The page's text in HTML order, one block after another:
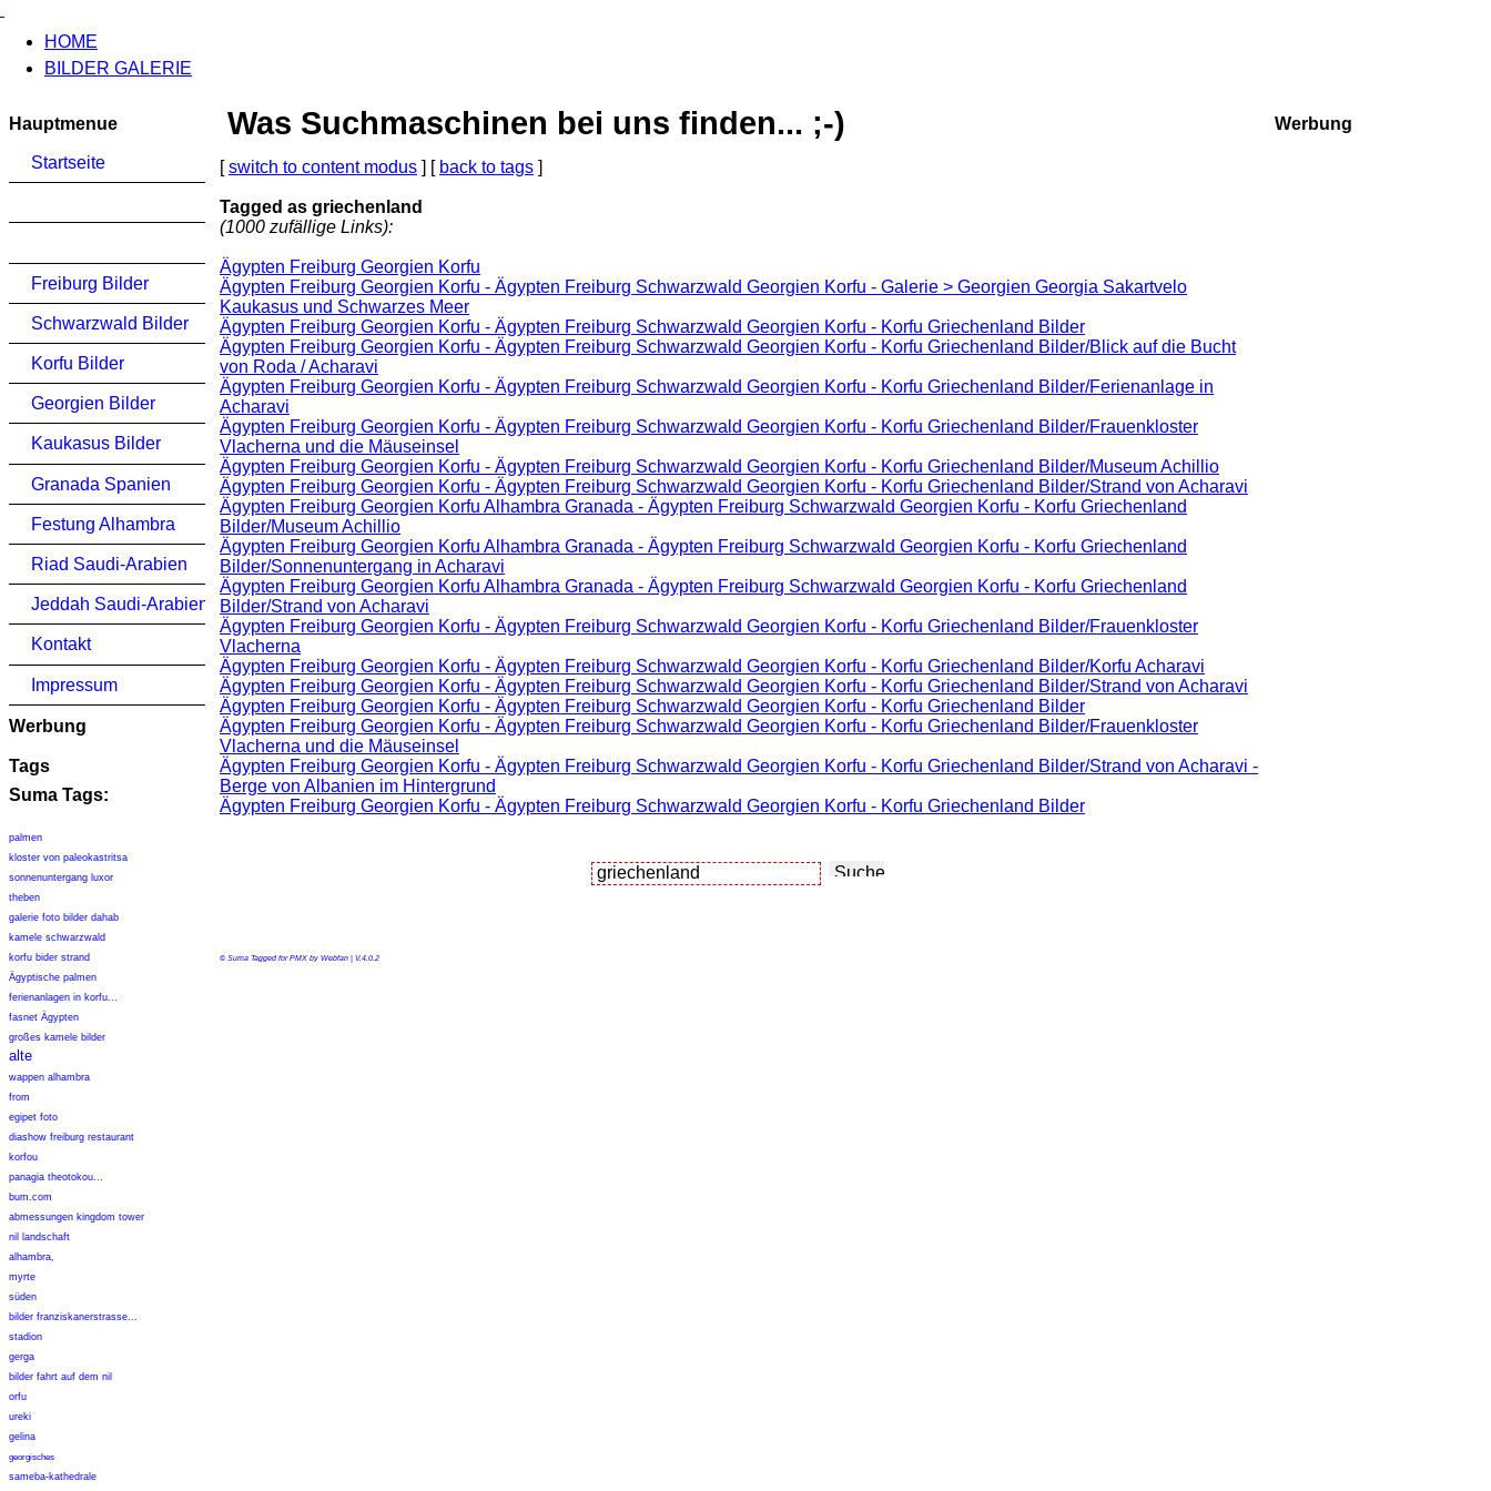
HOME
BILDER GALERIE
Hauptmenue
Startseite
Freiburg Bilder
Schwarzwald Bilder
Korfu Bilder
Georgien Bilder
Kaukasus Bilder
Granada Spanien
Festung Alhambra
Riad Saudi-Arabien
Jeddah Saudi-Arabien
Kontakt
Impressum
Werbung
Tags
Suma Tags:
palmen
kloster von paleokastritsa
sonnenuntergang luxor
theben
galerie foto bilder dahab
kamele schwarzwald
korfu bider strand
Ägyptische palmen
ferienanlagen in korfu...
fasnet Ägypten
großes kamele bilder
alte
wappen alhambra
from
egipet foto
diashow freiburg restaurant
korfou
panagia theotokou...
bum.com
abmessungen kingdom tower
nil landschaft
alhambra,
myrte
süden
bilder franziskanerstrasse...
stadion
gerga
bilder fahrt auf dem nil
orfu
ureki
gelina
georgisches
sameba-kathedrale
Was Suchmaschinen bei uns finden... ;-)
[switch to content modus ] [ back to tags ]
Tagged as griechenland
(1000 zufällige Links):
Ägypten Freiburg Georgien Korfu
Ägypten Freiburg Georgien Korfu - Ägypten Freiburg Schwarzwald Georgien Korfu - Galerie > Georgien Georgia Sakartvelo
Kaukasus und Schwarzes Meer
Ägypten Freiburg Georgien Korfu - Ägypten Freiburg Schwarzwald Georgien Korfu - Korfu Griechenland Bilder
Ägypten Freiburg Georgien Korfu - Ägypten Freiburg Schwarzwald Georgien Korfu - Korfu Griechenland Bilder/Blick auf die Bucht
von Roda / Acharavi
Ägypten Freiburg Georgien Korfu - Ägypten Freiburg Schwarzwald Georgien Korfu - Korfu Griechenland Bilder/Ferienanlage in
Acharavi
Ägypten Freiburg Georgien Korfu - Ägypten Freiburg Schwarzwald Georgien Korfu - Korfu Griechenland Bilder/Frauenkloster
Vlacherna und die Mäuseinsel
Ägypten Freiburg Georgien Korfu - Ägypten Freiburg Schwarzwald Georgien Korfu - Korfu Griechenland Bilder/Museum Achillio
Ägypten Freiburg Georgien Korfu - Ägypten Freiburg Schwarzwald Georgien Korfu - Korfu Griechenland Bilder/Strand von Acharavi
Ägypten Freiburg Georgien Korfu Alhambra Granada - Ägypten Freiburg Schwarzwald Georgien Korfu - Korfu Griechenland
Bilder/Museum Achillio
Ägypten Freiburg Georgien Korfu Alhambra Granada - Ägypten Freiburg Schwarzwald Georgien Korfu - Korfu Griechenland
Bilder/Sonnenuntergang in Acharavi
Ägypten Freiburg Georgien Korfu Alhambra Granada - Ägypten Freiburg Schwarzwald Georgien Korfu - Korfu Griechenland
Bilder/Strand von Acharavi
Ägypten Freiburg Georgien Korfu - Ägypten Freiburg Schwarzwald Georgien Korfu - Korfu Griechenland Bilder/Frauenkloster
Vlacherna
Ägypten Freiburg Georgien Korfu - Ägypten Freiburg Schwarzwald Georgien Korfu - Korfu Griechenland Bilder/Korfu Acharavi
Ägypten Freiburg Georgien Korfu - Ägypten Freiburg Schwarzwald Georgien Korfu - Korfu Griechenland Bilder/Strand von Acharavi
Ägypten Freiburg Georgien Korfu - Ägypten Freiburg Schwarzwald Georgien Korfu - Korfu Griechenland Bilder
Ägypten Freiburg Georgien Korfu - Ägypten Freiburg Schwarzwald Georgien Korfu - Korfu Griechenland Bilder/Frauenkloster
Vlacherna und die Mäuseinsel
Ägypten Freiburg Georgien Korfu - Ägypten Freiburg Schwarzwald Georgien Korfu - Korfu Griechenland Bilder/Strand von Acharavi -
Berge von Albanien im Hintergrund
Ägypten Freiburg Georgien Korfu - Ägypten Freiburg Schwarzwald Georgien Korfu - Korfu Griechenland Bilder
© Suma Tagged for PMX by Webfan | V.4.0.2
Werbung